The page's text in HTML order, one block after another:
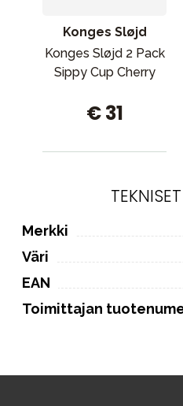
Konges Sløjd
Konges Sløjd 2 Pack
Sippy Cup Cherry
€ 31
Merkki
Väri
EAN
Toimittajan